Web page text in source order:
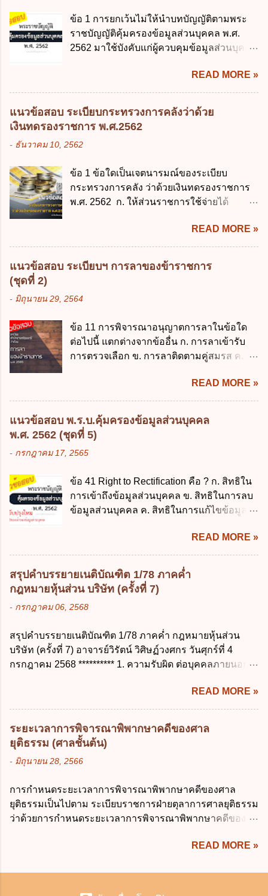
รับผิดชอบในการบริหารจัดการข้อมูลของ
หน่วยงานของรัฐ ง. กำหนดกรอบและทิศทาง
การบริหารงานภาครัฐและการจัดทำบริการ
สาธารณะในรูปแบบดิจิทัล ข้อ 4 กรรมการ
พัฒนารัฐบาลดิจิทัลโดยตำแหน่ง ม...
เว้นแต่เด็กที่สอบได้ชั้นปีที่ 9 ของการศึกษา
ภาคบังคับแล้ว 2. ผู้ปกครอง คือ 2.1 บิดา
มารดา 2.2 บิดาหรือมารดา ซึ่งเป็นผู้ใช้
กฎหมายแพ่งและพาณิชย์ 2.4 บุคคลที่เด็ก
อยู่ด้วยเป็นประจำหรือที่เด็กอยู่รับใช้การงาน
3. ผู้ปกครองดังกล่าว มีหน้าที่ ส่งเด็กเข้าเรียน
ในสถานศึกษาในวันแรกของการเปิดเรียนภาค
การเปิดเรียนภาคต้น ถ้าสถานศึกษายังมิไ...
ข้อ 1 การยกเว้นไม่ให้นำบทบัญญัติตามพระ
ราชบัญญัติคุ้มครองข้อมูลส่วนบุคคล พ.ศ.
2562 มาใช้บังคับแก่ผู้ควบคุมข้อมูลส่วนบุคคล
ข. พระราชกำหนด ค. พระราชกฤษฎีกา ง. กฎ
กระทรวง ข้อ 2 กฎหมายตามข้อ 1 กำหนด
หน่วยงานและกิจการใดที่ผู้ควบคุมข้อมูลส่วน
รัฐทุกแห่ง ข. กิจการด้านการศึกษา ค. กิจการ
ข้อ 3 โดยหลัก ทั่วไป พระราชบัญญัติคุ้มครอง
ข้อมูลส่วนบุคคล พ.ศ. 2562 ใช้บังคับตั้งแต่วัน
ใด ก. 26 พฤษภาคม 2562 ข. 27 พฤษภาคม
พฤษภาคม 2562 ข้อ 4 "บุคคลหรือนิติบุคคล
ซึ่งมีอำนาจหน้าที่ตัดสินใจเกี่ยวกับการเก็บ
รวบรวม ใช้ หรือเปิดเผยข้อมูลส่วนบุคคล" คือ
มีอำนาจแต่งตั้งพนักงานเจ้าหน้าที่ตามพระ
ราชบัญญัติคุ้มครองข้อมูลส่วนบุคคล พ.ศ.
2562 ก. นายกรัฐมนตรี ข. รัฐมนตรีว่าการ
READ MORE »
แนวข้อสอบ ระเบียบกระทรวงการคลังว่าด้วย
เงินทดรองราชการ พ.ศ.2562
- ธันวาคม 10, 2562
ข้อ 1 ข้อใดเป็นเจตนารมณ์ของระเบียบ
กระทรวงการคลัง ว่าด้วยเงินทดรองราชการ
พ.ศ. 2562 ก. ให้ส่วนราชการใช้จ่ายได้
ส่วนราชการมีเงินทดรองราชการเพื่อรองจ่าย
ตามข้อผูกพันในการกู้เงินจากต่างประเทศ ค.
รองรับการปฏิบัติงานด้านการเงินการคลังตาม
สามารถรอการเบิกเงินจากงบประมาณได้ ข้อ
ราชการ พ.ศ. 2562 ออกโดยอาศัยกฎหมาย
แม่บทใด ก. พระราชบัญญัติวิธีการงบ
ประมาณ พ.ศ. 2561 ข. พระราชบัญญัติวินัย
บัญญัติเงินคงคลัง พ.ศ. 2491 ง. ระเบียบ
กระทรวงการคลัง ว่าด้วยการเบิกเงินจากคลัง
การรับเงิน การจ่ายเงิน การเก็บรักษาเงิน และ
การนำเงินส่งคลัง พ.ศ. 2562 ข้อ 3 ส่วน
สำรองจ่ายได้แห่งละไม่เกินเท่าใร ก. 100,000
บาท ข. 50,000 บาท ค. 30,000 บาท ง. 10,000
บาท ข้อ 4 ดอกเบี้ยที่เกิดจากการนำเงินทดรอง
ราชการจำนวนที่เกินกว่า...
READ MORE »
แนวข้อสอบ ระเบียบฯ การลาของข้าราชการ
(ชุดที่ 2)
- มิถุนายน 29, 2564
ข้อ 11 การพิจารณาอนุญาตการลาในข้อใด
ต่อไปนี้ แตกต่างจากข้ออื่น ก. การลาเข้ารับ
การตรวจเลือก ข. การลาติดตามคู่สมรส ค.
ปฏิบัติการวิจัย หรือดูงาน ข้อ 12 ข้อใด ไม่ ถูก
ต้องเกี่ยวกับการลาไปช่วยเหลือภริยาที่คลอด
บุตร ก. ต้องเป็นภริยาโดยชอบด้วยกฎหมาย ข.
ลาได้เพียงครั้งเดียว ค. ต้องลาภายใน 90 วัน
นับแต่วันที่คลอดบุตร ง. ลาได้ครั้งหนึ่งติดต่อ
กันไม่เกิน 15 วันทำการ ข้อ 13 สิทธิลากิจส่วน
เกิน 90 วัน ข. ลาต่อเนื่องจากการคลอดบุตรได้
ไม่เกิน 90 วันทำการ ค. ลาได้ไม่เกิน 120 วัน
ง. ลาต่อเนื่องจากการคลอดบุตรได้ไม่เกิน 150
รัฐมนตรี ว่าด้วยการลาของข้าราชการ พ.ศ.
2555 กำหนดให้ข้าราชการที่รับราชการติดต่อ
กันมาแล้วไม่น้อยกว่า 10 ปี มีสิทธินำวันลาพัก
ผ่อนสะสมรวมกับวันลาพักผ่อนในปีปัจจุบันได้
15 การลาติดตามคู่สมรส ต้องมีระยะเวลาไม่
เกินกำหนดในข้อใดเพื่อมิให้มีผลเป็นการลา
ออกจากราชการ ก. ไม่เกิน 2 ปี ข. ไม่เกิน 3...
READ MORE »
แนวข้อสอบ พ.ร.บ.คุ้มครองข้อมูลส่วนบุคคล
พ.ศ. 2562 (ชุดที่ 5)
- กรกฎาคม 17, 2565
ข้อ 41 Right to Rectification คือ ? ก. สิทธิใน
การเข้าถึงข้อมูลส่วนบุคคล ข. สิทธิในการลบ
ข้อมูลส่วนบุคคล ค. สิทธิในการแก้ไขข้อมูล
การประมวลผลข้อมูลส่วนบุคคล ข้อ 42 ผู้
ควบคุมข้อมูลส่วนบุคคลต้องแก้ไขข้อมูลส่วน
บุคคลตามหลักการข้อใด ก. ถูกต้อง เป็น
ปัจจุบัน ข. สมบูรณ์ ค. ไม่ก่อให้เกิดความ
เข้าใจผิด ง. ถูกทุกข้อ ข้อ 43 มาตรการทาง
กฎหมายคุ้มครองข้อมูลส่วนบุคคล ในกรณีผู้
ข้อมูลส่วนบุคคลให้ถูกต้อง ก. ร้องทุกข์ ข. ร้อง
เรียน ค. อุทธรณ์ ง. ฟ้องร้อง ข้อ 44 หลักการ
สำคัญของสิทธิในการลบข้อมูลส่วนบุคคล คือ
ลบข้อมูลส่วนบุคคล ข. ขอให้ทำลายข้อมูล
ส่วนบุคคล ค. ทำให้ข้อมูลส่วนบุคคลไม่
สามารถระบุถึงตนได้ ง. ถูกทุกข้อ ข้อ 45
เงื่อนไข ในการใช้สิทธิลบข้อมูลส่วนบุคคล ข้อ
ส่วนบุคคลที่ไม่สมบูรณ์ ค. เจ้าของข้อมูลส่วน
บุคคลถอนความยินยอมในการเก็บรวบรวม
ใช้หรือเปิดเผยข้อมูลส่วนบุคคล ง. ข้อมูลส่วน
READ MORE »
สรุปคำบรรยายเนติบัณฑิต 1/78 ภาคค่ำ
กฎหมายหุ้นส่วน บริษัท (ครั้งที่ 7)
- กรกฎาคม 06, 2568
สรุปคำบรรยายเนติบัณฑิต 1/78 ภาคค่ำ กฎหมายหุ้นส่วน
บริษัท (ครั้งที่ 7) อาจารย์วิรัตน์ วิศิษฏ์วงศกร วันศุกร์ที่ 4
กรกฎาคม 2568 ********** 1. ความรับผิด ต่อบุคคลภายนอก
คนใดคนหนึ่งได้จัดทำไปในทางที่เป็น ธรรมดาการค้าขาย
ของห้างหุ้นส่วน ม.1050 , 1025 โดยพิจารณาตามสภาพแห่ง
กิจการ การงานของห้าง และประเพณีทางการค้า -หุ้นส่วน
ต้องจัดการในนามของห้าง ไม่ว่าจะมีมูลเหตุจูงใจเพราะทุจริต
หรือมีอำนาจจัดการหรือไม่ก็ตาม จึงเป็นไปตามหลักกฎหมาย
ปิดปากหุ้นส่วนคนอื่น และหลักลูกหนี้ร่วมตามม.291 เพื่อ
เกิดมูลหนี้ใดก็ตาม รวมถึงมูลละเมิด 1.1) กรณีห้างหุ้นส่วน
สามัญจดทะเบียน เมื่อห้าง ผิดนัด ชำระหนี้ เจ้าหนี้ของห้างฯ
ชอบที่จะเรียกให้ชำระหนี้เอาแต่ผู้เป็นหุ้นส่วนคนใคคนหนึ่ง
ห้างยังมีพอที่จะชำระหนี้ได้ และการที่จะบังคับเอาแก่ห้างนั้น
READ MORE »
ระยะเวลาการพิจารณาพิพากษาคดีของศาล
ยุติธรรม (ศาลชั้นต้น)
- มิถุนายน 28, 2566
การกำหนดระยะเวลาการพิจารณาพิพากษาคดีของศาล
ยุติธรรมเป็นไปตาม ระเบียบราชการฝ่ายตุลาการศาลยุติธรรม
ว่าด้วยการกำหนดระยะเวลาการพิจารณาพิพากษาคดีของ
ไว้เป็นอย่างอื่น ซึ่งมีผลใช้บังคับตั้งแต่วันที่ 24 มกราคม 2566
ประโยชน์ในการบริหารจัดการคดี ให้จำแนกลักษณะหรือ
ประเภทคดีออกเป็น 3 ประเภท ดังนี้ (1) คดีจัดการพิเศษ คือ
READ MORE »